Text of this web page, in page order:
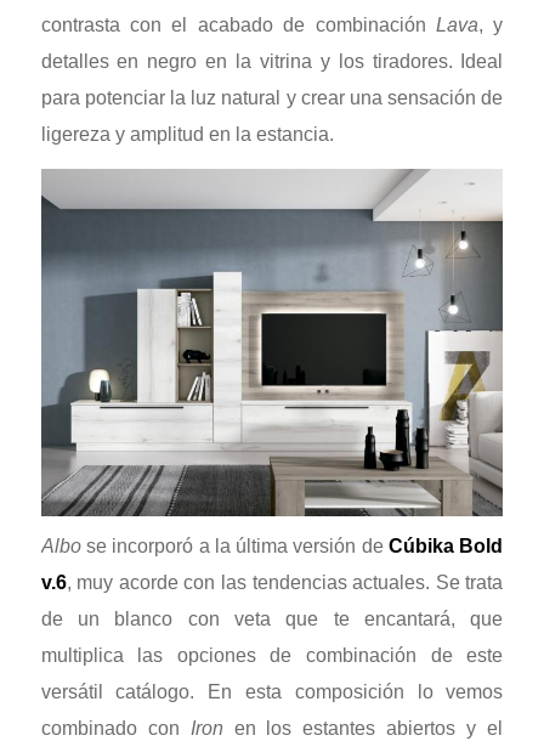
contrasta con el acabado de combinación Lava, y
detalles en negro en la vitrina y los tiradores. Ideal
para potenciar la luz natural y crear una sensación de
ligereza y amplitud en la estancia.
Albo se incorporó a la última versión deCúbika Bold
v.6, muy acorde con las tendencias actuales. Se trata
de un blanco con veta que te encantará, que
multiplica las opciones de combinación de este
versátil catálogo. En esta composición lo vemos
combinado con Iron en los estantes abiertos y el